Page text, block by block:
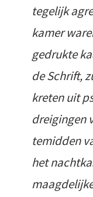
tegelijk
kamer
gedrukte
de Schrift,
kreten uit
dreigingen
temidden
het